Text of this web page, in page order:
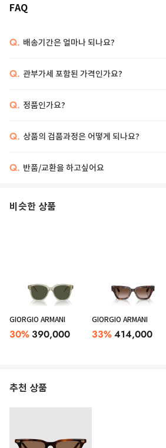
FAQ
Q. 배송기간은 얼마나 되나요?
Q. 관부가세 포함된 가격인가요?
Q. 정품인가요?
Q. 상품의 검품과정은 어떻게 되나요?
Q. 반품/교환을 하고싶어요
비슷한 상품
GIORGIO ARMANI
30% 390,000
GIORGIO ARMANI
33%414,000
추천 상품